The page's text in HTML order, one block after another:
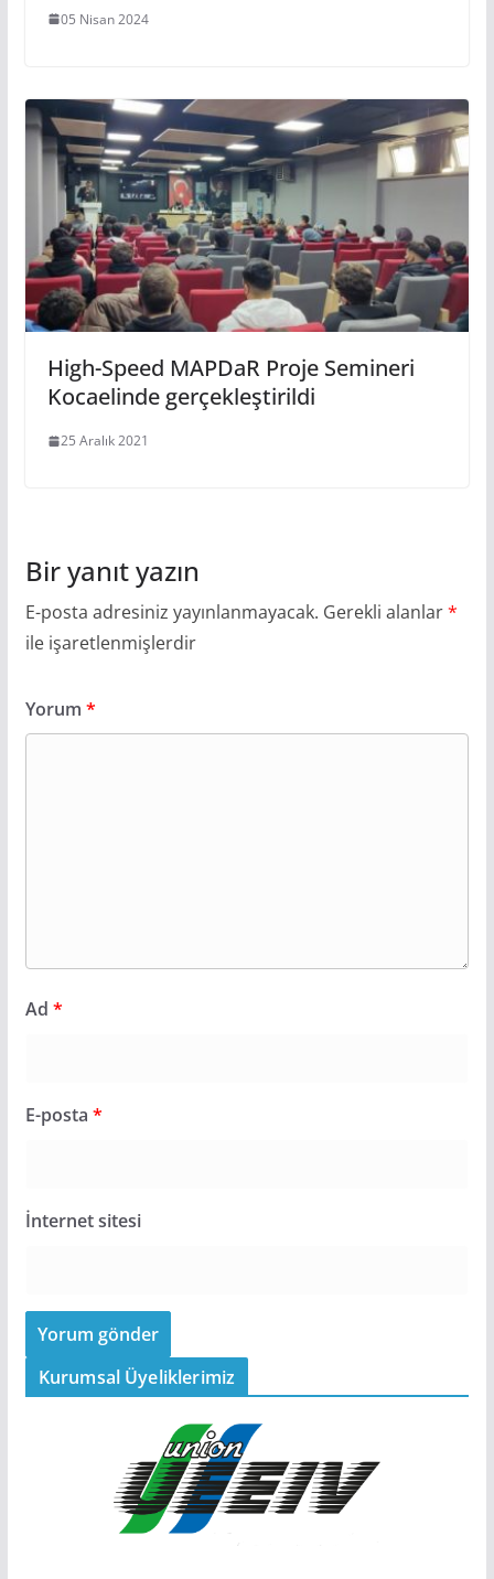
05 Nisan 2024
High-Speed MAPDaR Proje Semineri
Kocaelinde gerçekleştirildi
25 Aralık 2021
Bir yanıt yazın
E-posta adresiniz yayınlanmayacak. Gerekli alanlar*
ile işaretlenmişlerdir
Yorum *
Ad *
E-posta *
İnternet sitesi
Kurumsal Üyeliklerimiz